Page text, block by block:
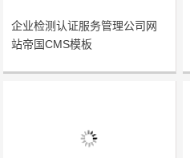
企业检测认证服务管理公司网
站帝国CMS模板